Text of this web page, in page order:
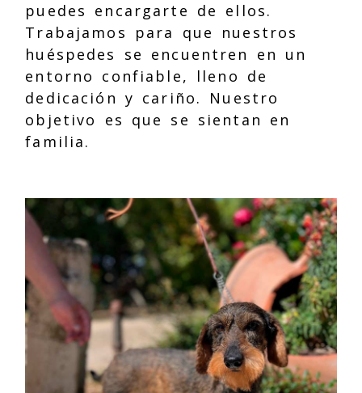
puedes encargarte de ellos.
Trabajamos para que nuestros
huéspedes se encuentren en un
entorno confiable, lleno de
dedicación y cariño. Nuestro
objetivo es que se sientan en
familia.